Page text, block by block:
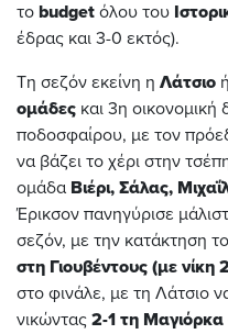
το budget όλου του
έδρας και 3-0 εκτός).
Τη σεζόν εκείνη η Λάτσιο
ομάδες και 3η
ποδοσφαίρου, με τον
να βάζει το χέρι στην
ομάδα Βιέρι, Σάλας,
Έρικσον πανηγύρισε
σεζόν, με την κατάκτηση
στη Γιουβέντους (με νίκη
στο φινάλε, με τη Λάτσιο
νικώντας 2-1 τη Μαγιόρκα